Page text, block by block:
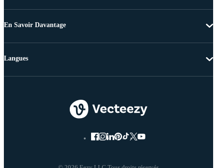
En Savoir Davantage
Langues